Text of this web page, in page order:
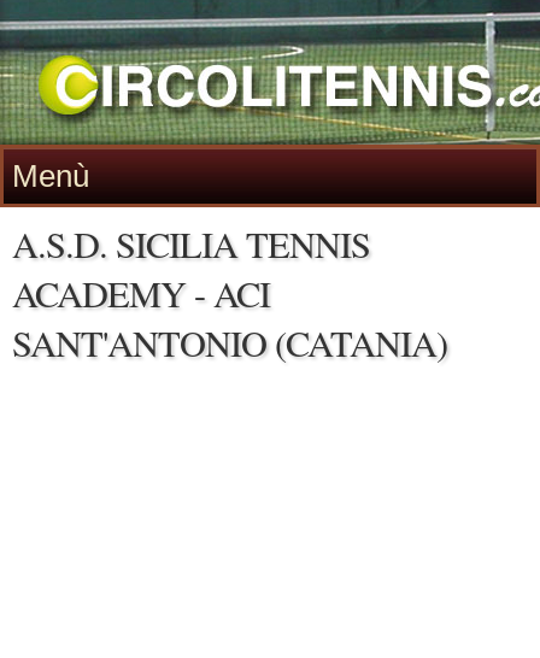
Menù
A.S.D. SICILIA TENNIS
ACADEMY - ACI
SANT'ANTONIO (CATANIA)